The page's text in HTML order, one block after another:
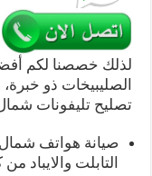
لذلك خصصنا لكم
الصليبيخات ذو
تصليح تليفونات
صيانة هواتف شمال
التابلت والايباد